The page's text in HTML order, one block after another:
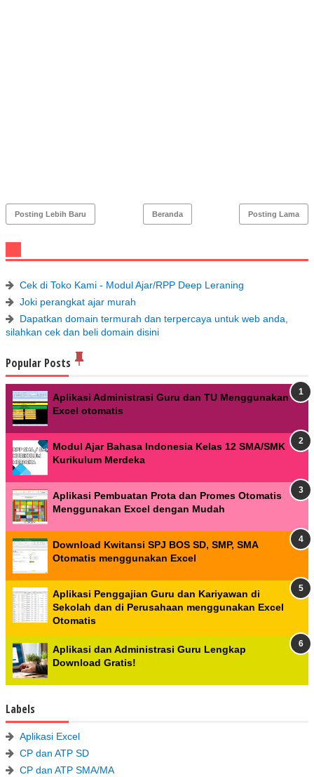
Posting Lebih Baru Posting Lama
Beranda
Cek di Toko Kami - Modul Ajar/RPP Deep Leraning
Joki perangkat ajar murah
Dapatkan domain termurah dan terpercaya untuk web anda,
silahkan cek dan beli domain disini
Popular Posts
Aplikasi Administrasi Guru dan TU Menggunakan
Excel otomatis
Modul Ajar Bahasa Indonesia Kelas 12 SMA/SMK
Kurikulum Merdeka
Aplikasi Pembuatan Prota dan Promes Otomatis
Menggunakan Excel dengan Mudah
Download Kwitansi SPJ BOS SD, SMP, SMA
Otomatis menggunakan Excel
Aplikasi Penggajian Guru dan Kariyawan di
Sekolah dan di Perusahaan menggunakan Excel
Otomatis
Aplikasi dan Administrasi Guru Lengkap
Download Gratis!
Labels
Aplikasi Excel
CP dan ATP SD
CP dan ATP SMA/MA